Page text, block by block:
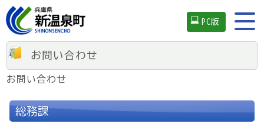
PC版
お問い合わせ
お問い合わせ
総務課